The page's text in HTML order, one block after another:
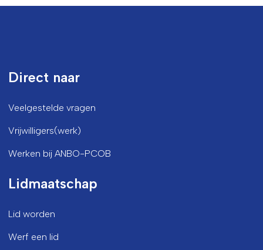
Direct naar
Veelgestelde vragen
Vrijwilligers(werk)
Werken bij ANBO-PCOB
Lidmaatschap
Lid worden
Werf een lid